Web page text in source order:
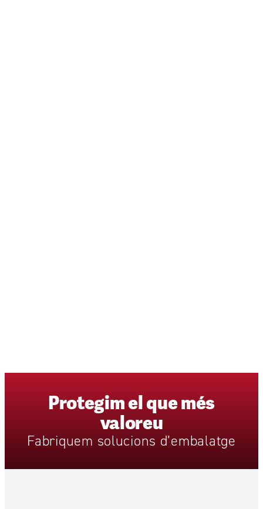
Protegimelquemés
valoreu
Fabriquem solucions d’embalatge